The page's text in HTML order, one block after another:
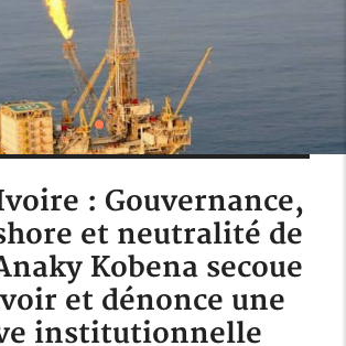
: Gouvernance,
et neutralité de
Kobena secoue
et dénonce une
institutionnelle